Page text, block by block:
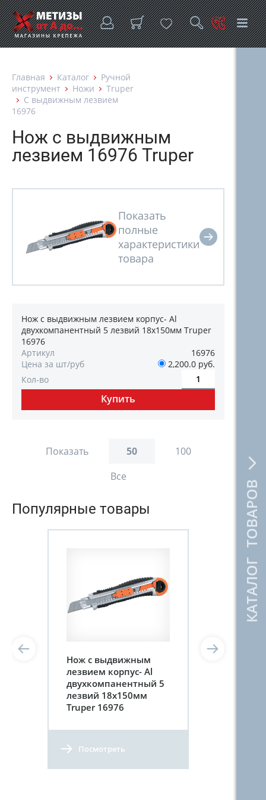
КАТАЛОГ ТОВАРОВ
Главная Каталог
Ручной
инструмент
Ножи
Truper
С выдвижным лезвием
16976
Нож с выдвижным
лезвием 16976 Truper
Нож с выдвижным лезвием корпус- Al
двухкомпанентный 5 лезвий 18х150мм Truper
16976
Артикул
16976
Цена за шт/руб
2,200.0 руб.
Кол-во
Показать 50
100
Все
Популярные товары
Нож с выдвижным
лезвием корпус- Al
двухкомпанентный 5
лезвий 18х150мм
Truper 16976
Посмотреть